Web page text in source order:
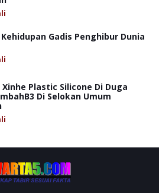
Gadis Penghibur Dunia
Xinhe Plastic Silicone Di Duga
Di Selokan Umum